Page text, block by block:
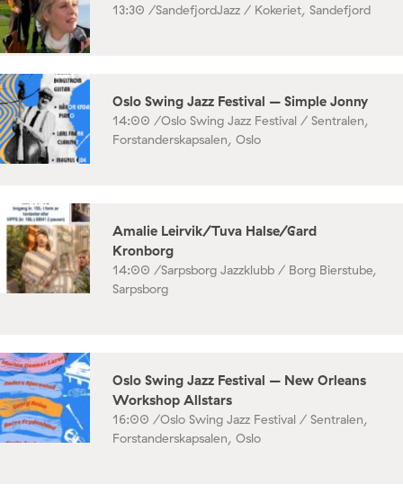
13:30 /SandefjordJazz / Kokeriet, Sandefjord
Oslo Swing Jazz Festival – Simple Jonny
14:00 /Oslo Swing Jazz Festival / Sentralen,
Forstanderskapsalen, Oslo
Amalie Leirvik/Tuva Halse/Gard
Kronborg
14:00 /Sarpsborg Jazzklubb / Borg Bierstube,
Sarpsborg
Oslo Swing Jazz Festival – New Orleans
Workshop Allstars
16:00 /Oslo Swing Jazz Festival / Sentralen,
Forstanderskapsalen, Oslo